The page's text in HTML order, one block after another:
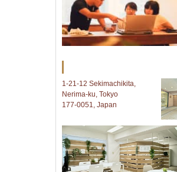
1-21-12 Sekimachikita,
Nerima-ku, Tokyo
177-0051, Japan